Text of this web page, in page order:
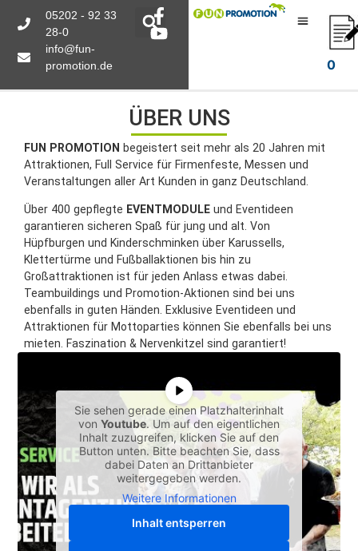
05202 - 92 33
28-0
info@fun-
promotion.de
0
ÜBER UNS
FUN PROMOTION begeistert seit mehr als 20 Jahren mit
Attraktionen, Full Service für Firmenfeste, Messen und
Veranstaltungen aller Art Kunden in ganz Deutschland.
Über 400 gepflegte EVENTMODULE und Eventideen
garantieren sicheren Spaß für jung und alt. Von
Hüpfburgen und Kinderschminken über Karussells,
Klettertürme und Fußballaktionen bis hin zu
Großattraktionen ist für jeden Anlass etwas dabei.
Teambuildings und Promotion-Aktionen sind bei uns
ebenfalls in guten Händen. Exklusive Eventideen und
Attraktionen für Mottoparties können Sie ebenfalls bei uns
mieten. Faszination & Nervenkitzel sind garantiert!
Sie sehen gerade einen Platzhalterinhalt
von Youtube. Um auf den eigentlichen
Inhalt zuzugreifen, klicken Sie auf den
Button unten. Bitte beachten Sie, dass
dabei Daten an Drittanbieter
weitergegeben werden.
Weitere Informationen
Inhalt entsperren